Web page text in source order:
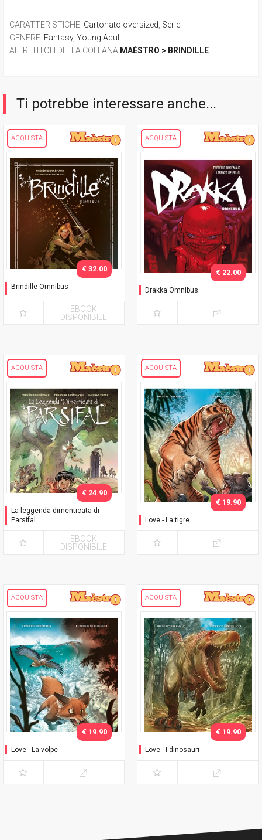
CARATTERISTICHE: Cartonato oversized Serie
GENERE: Fantasy, Young Adult
ALTRI TITOLI DELLA COLLANA MAÈSTRO > BRINDILLE
Ti potrebbe interessare anche...
ACQUISTA
Brindille Omnibus
€ 32.00
EBOOK
DISPONIBILE
ACQUISTA
Drakka Omnibus
€ 22.00
ACQUISTA
La leggenda dimenticata di
Parsifal
€ 24.90
EBOOK
DISPONIBILE
ACQUISTA
Love - La tigre
€ 19.90
ACQUISTA
Love - La volpe
€ 19.90
ACQUISTA
Love - I dinosauri
€ 19.90